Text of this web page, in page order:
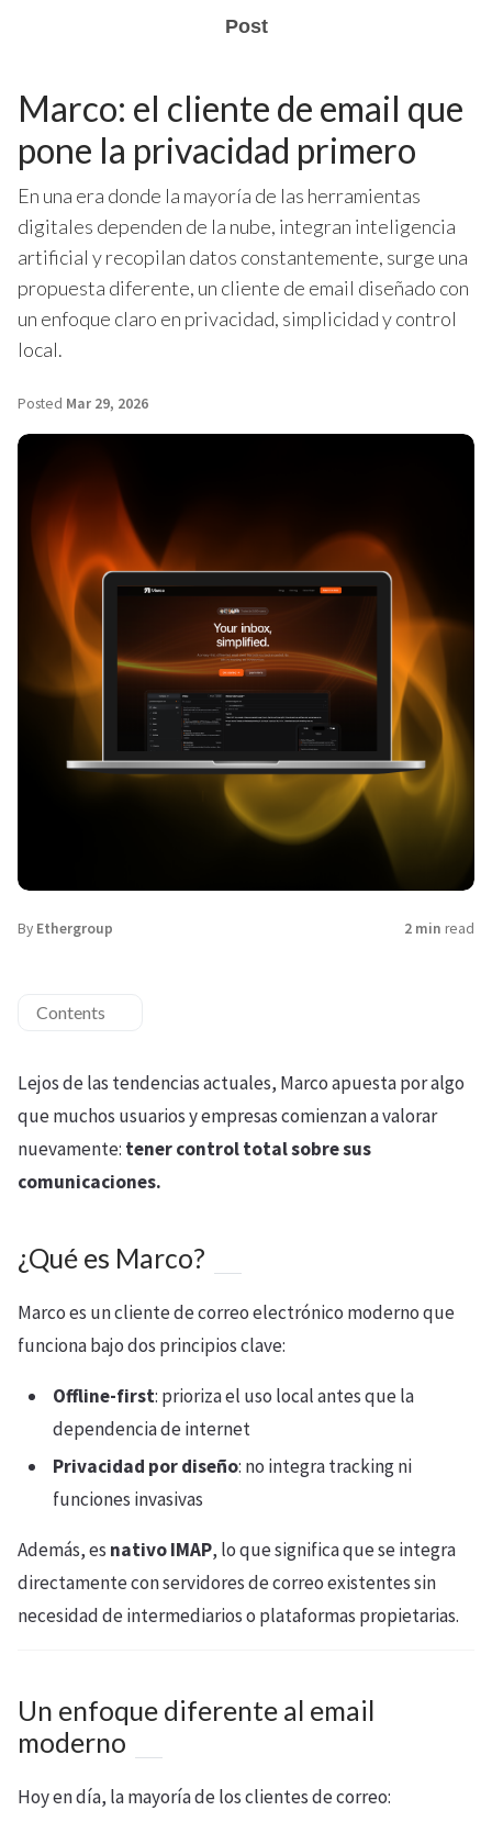
Post
Marco: el cliente de email que
pone la privacidad primero
En una era donde la mayoría de las herramientas
digitales dependen de la nube, integran inteligencia
artificial y recopilan datos constantemente, surge una
propuesta diferente, un cliente de email diseñado con
un enfoque claro en privacidad, simplicidad y control
local.
Posted Mar 29, 2026
By Ethergroup 2 min read
Contents
Lejos de las tendencias actuales, Marco apuesta por algo
que muchos usuarios y empresas comienzan a valorar
nuevamente: tener control total sobre sus
comunicaciones.
¿Qué es Marco?
Marco es un cliente de correo electrónico moderno que
funciona bajo dos principios clave:
Offline-first: prioriza el uso local antes que la
dependencia de internet
Privacidad por diseño: no integra tracking ni
funciones invasivas
Además, es nativo IMAP, lo que significa que se integra
directamente con servidores de correo existentes sin
necesidad de intermediarios o plataformas propietarias.
Un enfoque diferente al email
moderno
Hoy en día, la mayoría de los clientes de correo: